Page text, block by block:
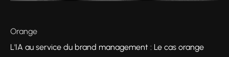
Orange
L'IA au service du brand management : Le cas orange